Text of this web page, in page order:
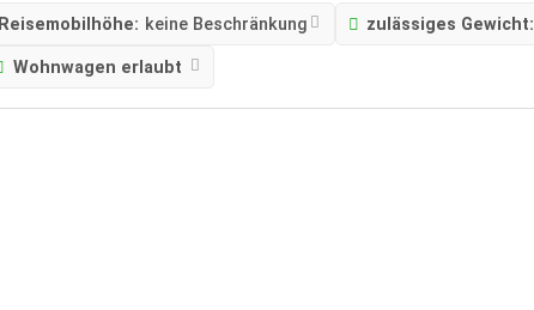
Reisemobilhöhe: keine Beschränkung zulässiges Gewicht:
Wohnwagen erlaubt